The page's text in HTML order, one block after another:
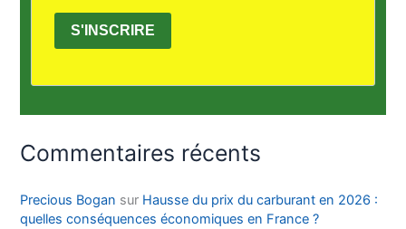
S'INSCRIRE
Commentaires récents
Precious Bogan sur Hausse du prix du carburant en 2026 :
quelles conséquences économiques en France ?